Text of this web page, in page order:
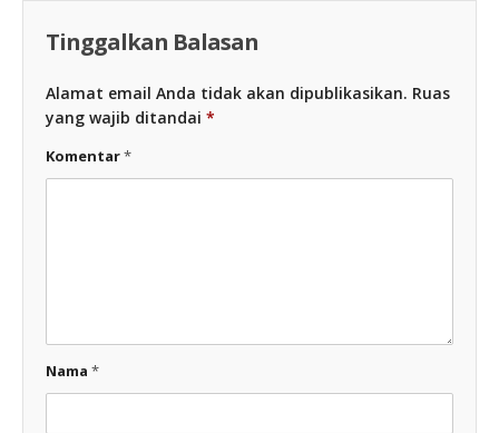
Tinggalkan Balasan
Alamat email Anda tidak akan dipublikasikan. Ruas
yang wajib ditandai *
Komentar*
Nama *